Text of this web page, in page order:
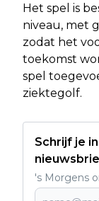
Het spel is
niveau, met
zodat het
toekomst
spel
ziektegolf.
Schrijf je
's Morgens